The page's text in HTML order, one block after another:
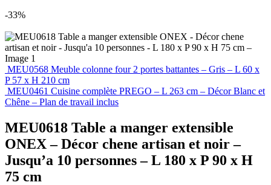
-33%
MEU0568 Meuble colonne four 2 portes battantes – Gris – L 60 x
P 57 x H 210 cm
MEU0461 Cuisine complète PREGO – L 263 cm – Décor Blanc et
Chêne – Plan de travail inclus
MEU0618 Table a manger extensible
ONEX – Décor chene artisan et noir –
Jusqu’a 10 personnes – L 180 x P 90 x H
75 cm